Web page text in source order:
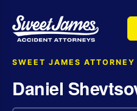
SWEET JAMES ATTORNEY
Daniel